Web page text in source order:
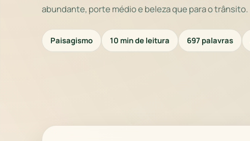
abundante, porte médio e beleza que para o trânsito.
Paisagismo 10 min de leitura 697 palavras